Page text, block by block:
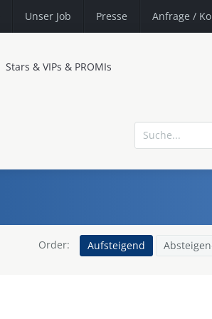
Unser Job Presse Anfrage /
Stars & VIPs & PROMIs
Order: Aufsteigend